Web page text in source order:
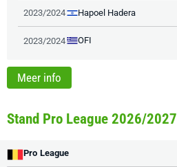
2023/2024 Hapoel Hadera
2023/2024 OFI
Meer info
Stand Pro League 2026/2027
Pro League